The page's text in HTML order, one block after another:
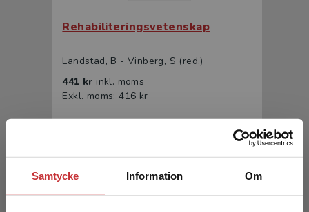
Samtycke Information Om
Rehabiliteringsvetenskap
Landstad, B - Vinberg, S (red.)
441 kr inkl. moms
Exkl. moms: 416 kr